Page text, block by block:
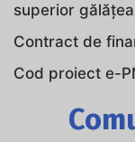
superior
Contract de
Cod proiect e-